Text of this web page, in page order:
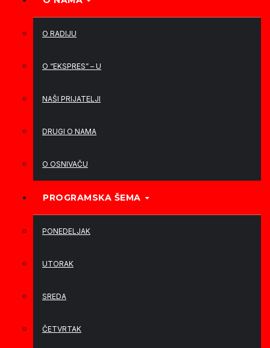
O RADIJU
O “EKSPRES” – U
NAŠI PRIJATELJI
DRUGI O NAMA
O OSNIVAČU
PROGRAMSKA ŠEMA
PONEDELJAK
UTORAK
SREDA
ČETVRTAK